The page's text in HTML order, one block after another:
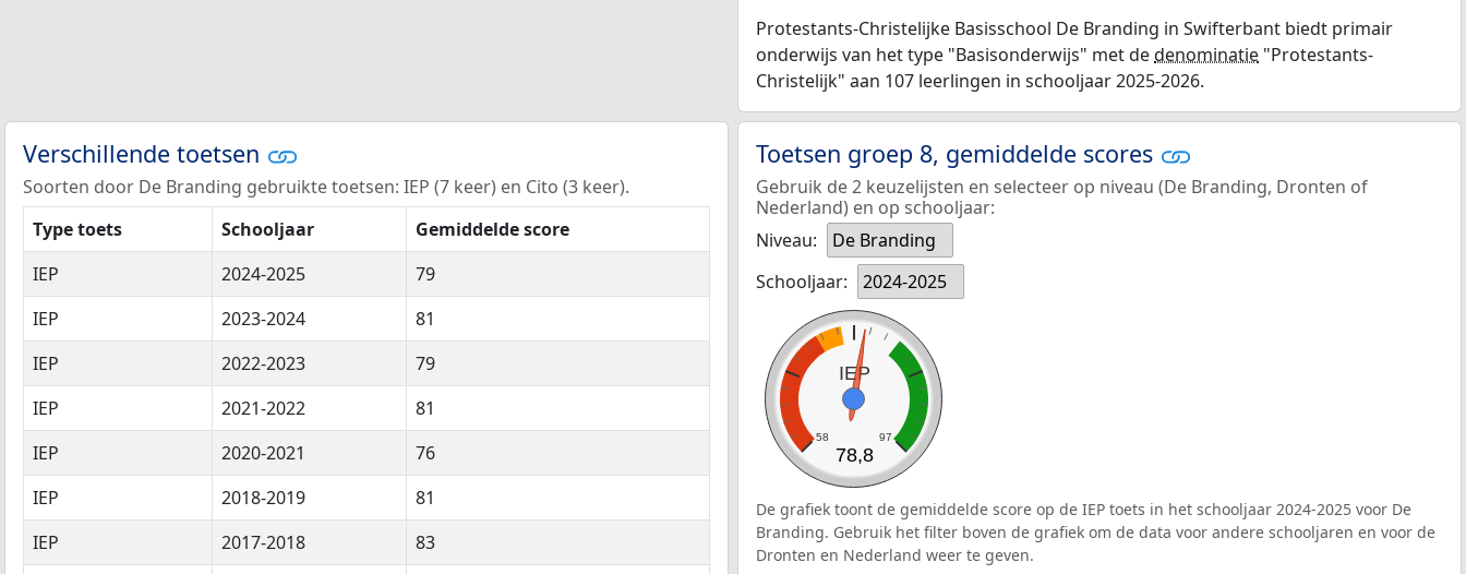
Protestants-Christelijke Basisschool De Branding in Swifterbant biedt primair
onderwijs van het type "Basisonderwijs" met dedenominatie "Protestants-
Christelijk" aan 107 leerlingen in schooljaar 2025-2026.
Verschillende toetsen
Soorten door De Branding gebruikte toetsen: IEP (7 keer) en Cito (3 keer).
Type toets
Schooljaar
Gemiddelde score
IEP
2024-2025
79
IEP
2023-2024
81
IEP
2022-2023
79
IEP
2021-2022
81
IEP
2020-2021
76
IEP
2018-2019
81
IEP
2017-2018
83
Toetsen groep 8, gemiddelde scores
Gebruik de 2 keuzelijsten en selecteer op niveau (De Branding, Dronten of
Nederland) en op schooljaar:
Niveau:
De Branding
Schooljaar:
2024-2025
IEP
58 97
78,8
De grafiek toont de gemiddelde score op de IEP toets in het schooljaar 2024-2025 voor De
Branding. Gebruik het filter boven de grafiek om de data voor andere schooljaren en voor de
Dronten en Nederland weer te geven.